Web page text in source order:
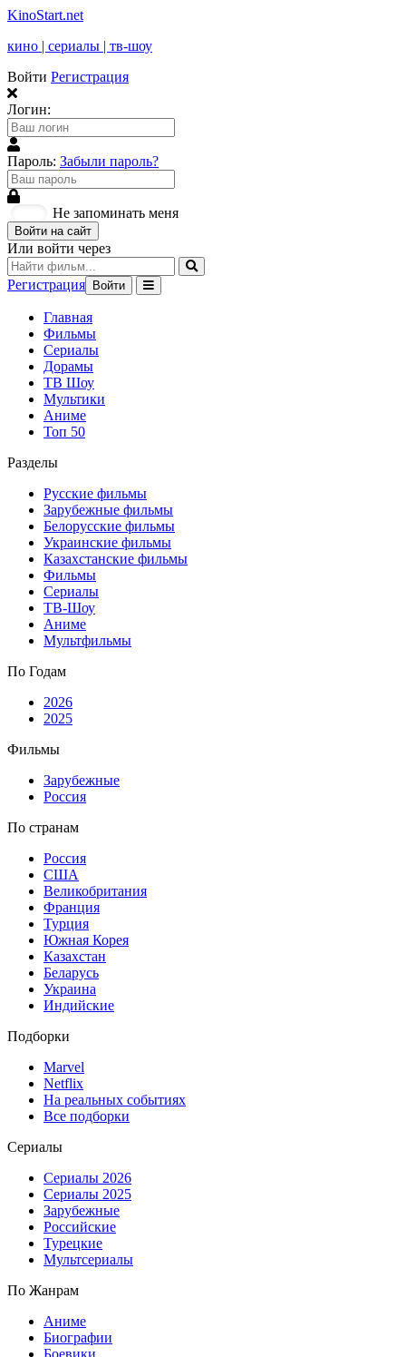
KinoStart.net
кино | сериалы | тв-шоу
Войти Регистрация
Логин:
Пароль: Забыли пароль?
Не запоминать меня
Войти на сайт
Или войти через
Регистрация Войти
Главная
Фильмы
Сериалы
Дорамы
ТВ Шоу
Мультики
Аниме
Топ 50
Разделы
Русские фильмы
Зарубежные фильмы
Белорусские фильмы
Украинские фильмы
Казахстанские фильмы
Фильмы
Сериалы
ТВ-Шоу
Аниме
Мультфильмы
По Годам
2026
2025
Фильмы
Зарубежные
Россия
По странам
Россия
США
Великобритания
Франция
Турция
Южная Корея
Казахстан
Беларусь
Украина
Индийские
Подборки
Marvel
Netflix
На реальных событиях
Все подборки
Сериалы
Сериалы 2026
Сериалы 2025
Зарубежные
Российские
Турецкие
Мультсериалы
По Жанрам
Аниме
Биографии
Боевики